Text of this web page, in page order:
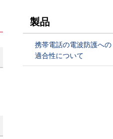
製品
携帯電話の電波防護への
適合性について